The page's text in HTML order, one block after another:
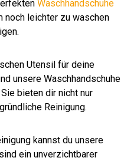
Waschhandschuhe
noch leichter zu waschen
Utensil für deine
unsere Waschhandschuhe
bieten dir nicht nur
Reinigung.
kannst du unsere
ein unverzichtbarer